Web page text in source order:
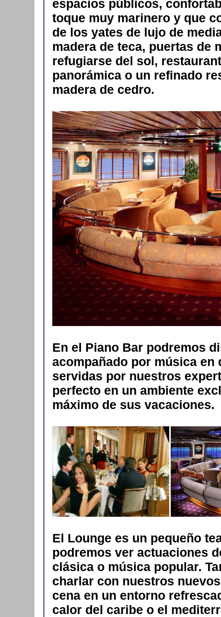
espacios públicos,
toque muy marinero y que
de los yates de lujo de
madera de teca, puertas de
refugiarse del sol,
panorámica o un refinado
madera de cedro.
En el Piano Bar podremos
acompañado por música
servidas por nuestros
perfecto en un ambiente
máximo de sus vacaciones.
El Lounge es un pequeño
podremos ver actuaciones
clásica o música popular.
charlar con nuestros
cena en un entorno
calor del caribe o el